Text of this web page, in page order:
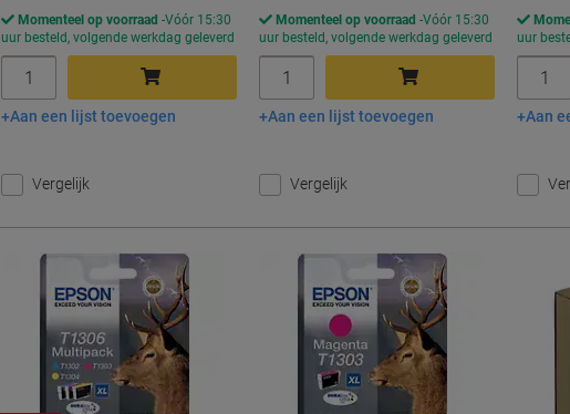
Momenteel op voorraad Vóór 15:30
uur besteld, volgende werkdag geleverd
In winkelwagen
Aan een lijst toevoegen
Vergelijk
Momenteel op voorraad Vóór 15:30
uur besteld, volgende werkdag geleverd
In winkelwagen
Aan een lijst toevoegen
Vergelijk
uur
Aan